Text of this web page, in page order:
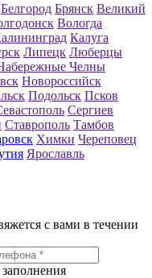
Белгород Брянск Великий
Вологда
Калуга
Липецк Люберцы
Челны
Новороссийск
Подольск Псков
Сергиев
Ставрополь Тамбов
Химки Череповец
Ярославль
с вами в течении